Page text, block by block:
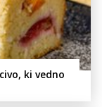
ki vedno